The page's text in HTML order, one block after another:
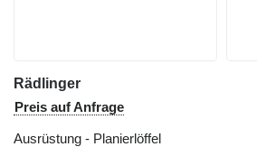
Rädlinger
Preis auf Anfrage
Ausrüstung - Planierlöffel